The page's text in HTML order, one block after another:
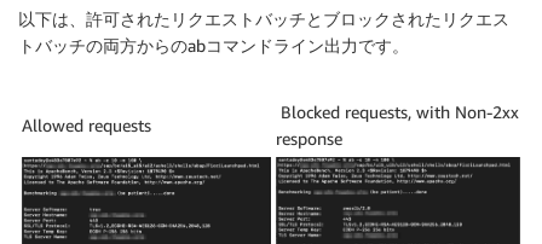
以下は、許可されたリクエストバッチとブロックされたリクエス
トバッチの両方からのabコマンドライン出力です。
Allowed requests
Blocked requests, with Non-2xx
response